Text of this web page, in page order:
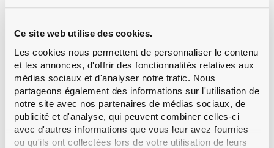
Ce site web utilise des cookies.
Les cookies nous permettent de personnaliser le contenu
et les annonces, d'offrir des fonctionnalités relatives aux
médias sociaux et d'analyser notre trafic. Nous
partageons également des informations sur l'utilisation de
notre site avec nos partenaires de médias sociaux, de
publicité et d'analyse, qui peuvent combiner celles-ci
avec d'autres informations que vous leur avez fournies
ou qu'ils ont collectées lors de votre utilisation de leurs
Cette gamme de bouteilles à bière est disponible en
parfaitement votre bière contre les rayons lumineux.
la suite
Bague
Couronne
Couleur
Brun
Contenance
50 cl
Poids
260 g